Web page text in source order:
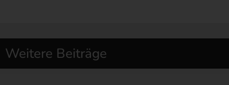
Weitere Beiträge